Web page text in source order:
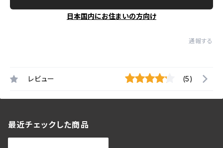
日本国内にお住まいの方向け
通報する
レビュー (5)
最近チェックした商品